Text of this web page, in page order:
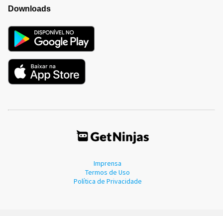
Downloads
Imprensa
Termos de Uso
Política de Privacidade